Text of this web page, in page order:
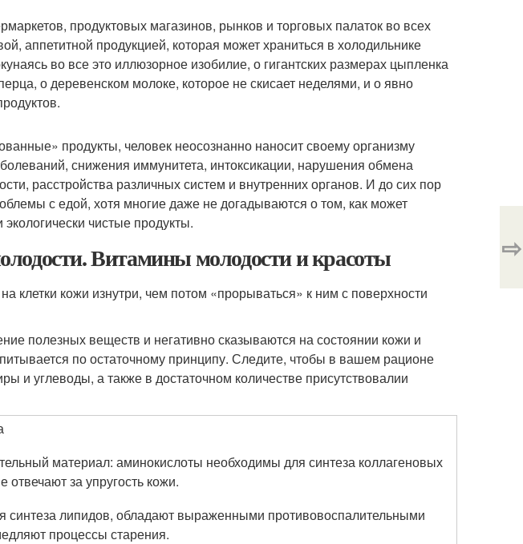
продуктовых магазинов, рынков и торговых палаток во всех
аппетитной продукцией, которая может храниться в холодильнике
во все это иллюзорное изобилие, о гигантских размерах цыпленка
о деревенском молоке, которое не скисает неделями, и о явно
продукты, человек неосознанно наносит своему организму
снижения иммунитета, интоксикации, нарушения обмена
расстройства различных систем и внутренних органов. И до сих пор
с едой, хотя многие даже не догадываются о том, как может
чистые продукты.
Витамины молодости и красоты
клетки кожи изнутри, чем потом «прорываться» к ним с поверхности
полезных веществ и негативно сказываются на состоянии кожи и
по остаточному принципу. Следите, чтобы в вашем рационе
и углеводы, а также в достаточном количестве присутствовалии
материал: аминокислоты необходимы для синтеза коллагеновых
отвечают за упругость кожи.
синтеза липидов, обладают выраженными противовоспалительными
процессы старения.
⇨